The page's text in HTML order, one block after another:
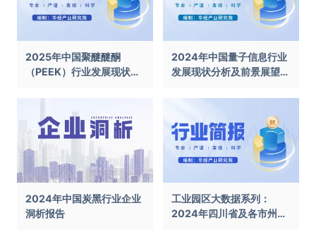
2025年中国聚醚醚酮
（PEEK）行业发展现状及
2024年中国量子信息行业
发展现状分析及前景展望报
2024年中国炭黑行业企业
洞析报告
工业园区大数据系列：
2024年四川省及各市州工